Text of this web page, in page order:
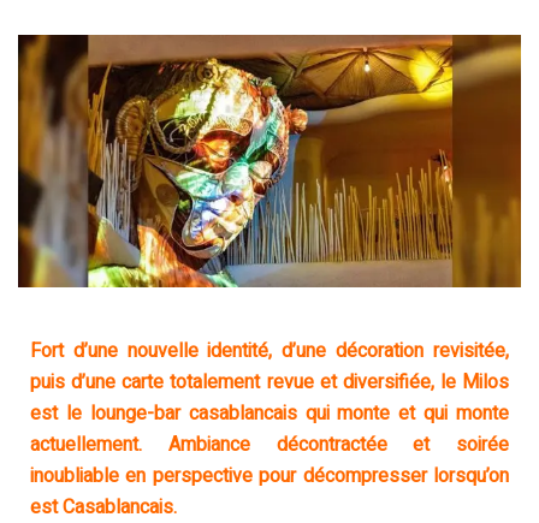
Fort d’une nouvelle identité, d’une décoration revisitée,
puis d’une carte totalement revue et diversifiée, le Milos
est le lounge-bar casablancais qui monte et qui monte
actuellement. Ambiance décontractée et soirée
inoubliable en perspective pour décompresser lorsqu’on
est Casablancais.